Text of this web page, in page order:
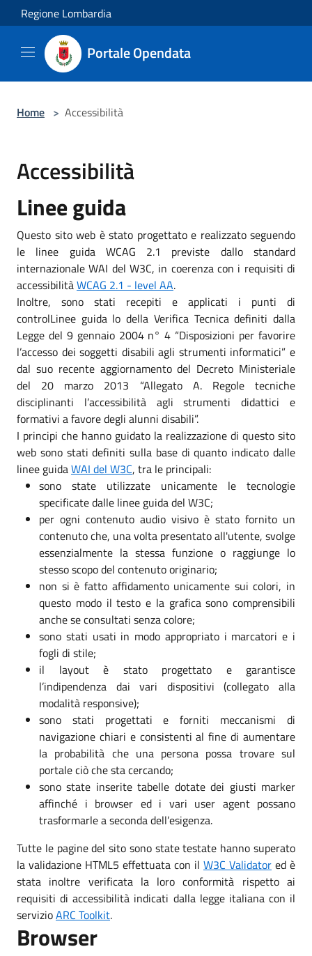
Salta al contenuto principale
Regione Lombardia
Portale Opendata
Home > Accessibilità
Accessibilità
Linee guida
Questo sito web è stato progettato e realizzato seguendo
le linee guida WCAG 2.1 previste dallo standard
internazionale WAI del W3C, in coerenza con i requisiti di
accessibilitàWCAG 2.1 - level AA.
Inoltre, sono stati recepiti e applicati i punti di
controlLinee guida lo della Verifica Tecnica definiti dalla
Legge del 9 gennaio 2004 n° 4 “Disposizioni per favorire
l’accesso dei soggetti disabili agli strumenti informatici” e
dal suo recente aggiornamento del Decreto Ministeriale
del 20 marzo 2013 “Allegato A. Regole tecniche
disciplinanti l’accessibilità agli strumenti didattici e
formativi a favore degli alunni disabili”.
I principi che hanno guidato la realizzazione di questo sito
web sono stati definiti sulla base di quanto indicato dalle
linee guidaWAI del W3C, tra le principali:
sono state utilizzate unicamente le tecnologie
specificate dalle linee guida del W3C;
per ogni contenuto audio visivo è stato fornito un
contenuto che, una volta presentato all'utente, svolge
essenzialmente la stessa funzione o raggiunge lo
stesso scopo del contenuto originario;
non si è fatto affidamento unicamente sui colori, in
questo modo il testo e la grafica sono comprensibili
anche se consultati senza colore;
sono stati usati in modo appropriato i marcatori e i
fogli di stile;
il layout è stato progettato e garantisce
l’indipendenza dai vari dispositivi (collegato alla
modalità responsive);
sono stati progettati e forniti meccanismi di
navigazione chiari e consistenti al fine di aumentare
la probabilità che una persona possa trovare sul
portale ciò che sta cercando;
sono state inserite tabelle dotate dei giusti marker
affinché i browser ed i vari user agent possano
trasformarle a seconda dell’esigenza.
Tutte le pagine del sito sono state testate hanno superato
la validazione HTML5 effettuata con il W3C Validator ed è
stata inoltre verificata la loro conformità rispetto ai
requisiti di accessibilità indicati dalla legge italiana con il
servizioARC Toolkit.
Browser